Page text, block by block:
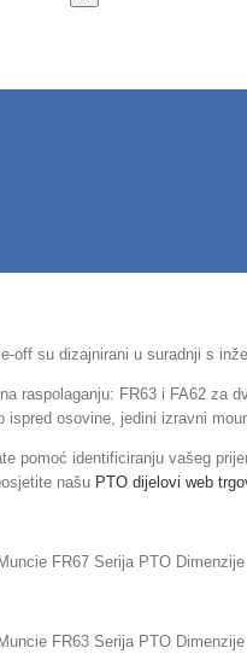
off su dizajnirani u suradnji s
raspolaganju: FR63 i FA62 za
ispred osovine, jedini izravni
pomoć identificiranju vašeg
našu PTO dijelovi web
Muncie FR67 Serija PTO Dimenzije
Muncie FR63 Serija PTO Dimenzije